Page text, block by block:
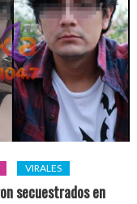
VIRALES
secuestrados en